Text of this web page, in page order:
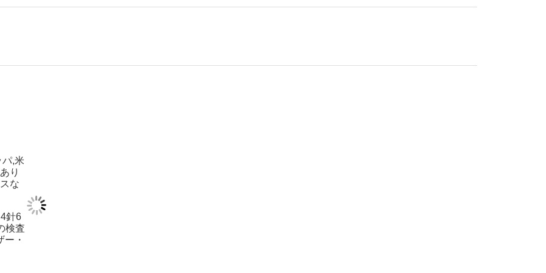
,米
り
な
針6
検査
・